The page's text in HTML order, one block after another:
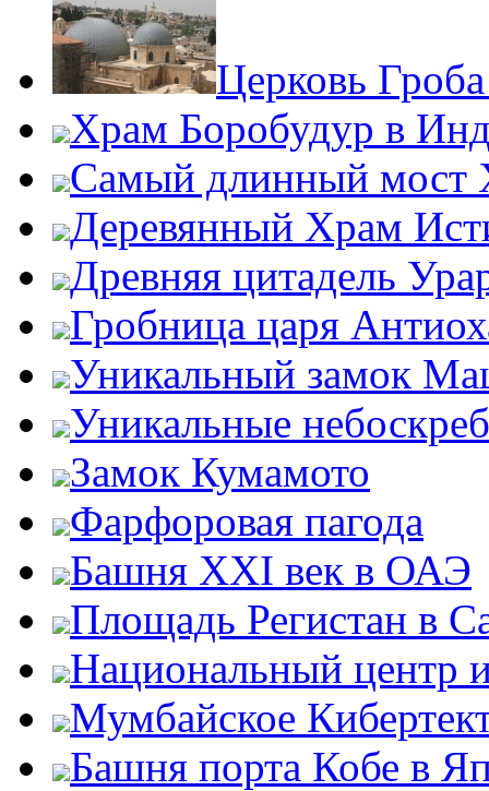
Церковь
Храм Боробудур в
Самый длинный мост
Деревянный Храм
Древняя цитадель
Гробница царя
Уникальный замок
Уникальные
Замок Кумамото
Фарфоровая пагода
Башня XXI век в ОАЭ
Площадь Регистан в
Национальный центр
Мумбайское
Башня порта Кобе в